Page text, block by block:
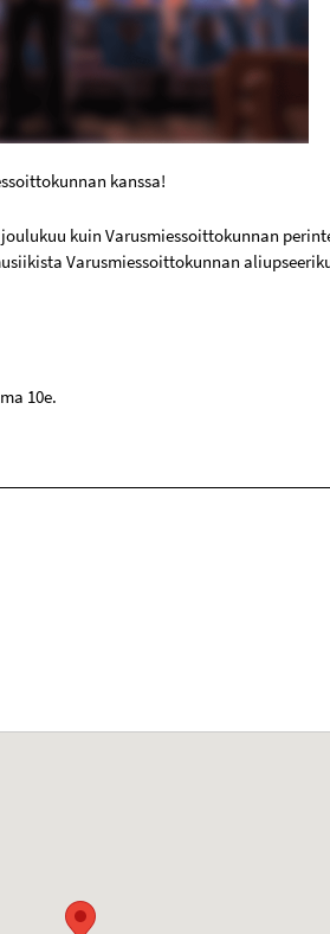
kanssa!
kuin Varusmiessoittokunnan
Varusmiessoittokunnan
10e.